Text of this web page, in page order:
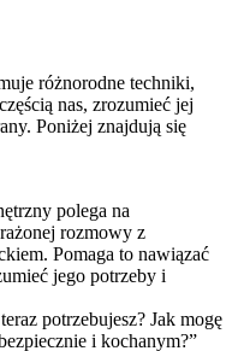
różnorodne techniki,
nas, zrozumieć jej
Poniżej znajdują się
polega na
rozmowy z
Pomaga to nawiązać
jego potrzeby i
potrzebujesz? Jak mogę
i kochanym?”